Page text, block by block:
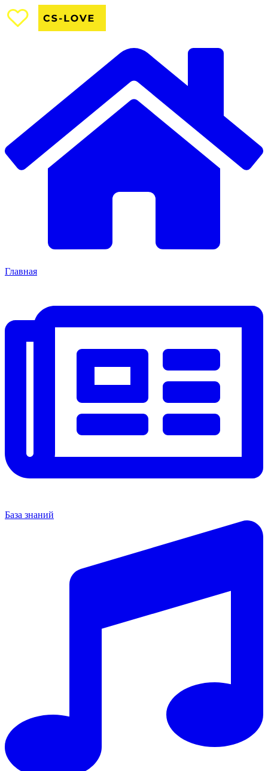
Главная
База знаний